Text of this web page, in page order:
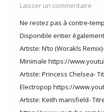
Laisser un commentaire
Ne restez pas à contre-
Disponible entier
Artiste: N’to (Worakls
Minimale https://
Artiste: Princess Chelsea-
Electropop https://
Artiste: Keith mansfield-